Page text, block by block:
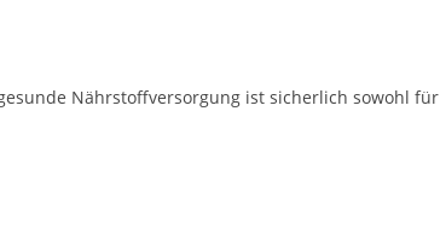
Nährstoffversorgung ist sicherlich sowohl für